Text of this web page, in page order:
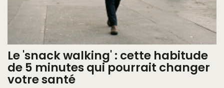
Le 'snack walking' : cette habitude
de 5 minutes qui pourrait changer
votre santé